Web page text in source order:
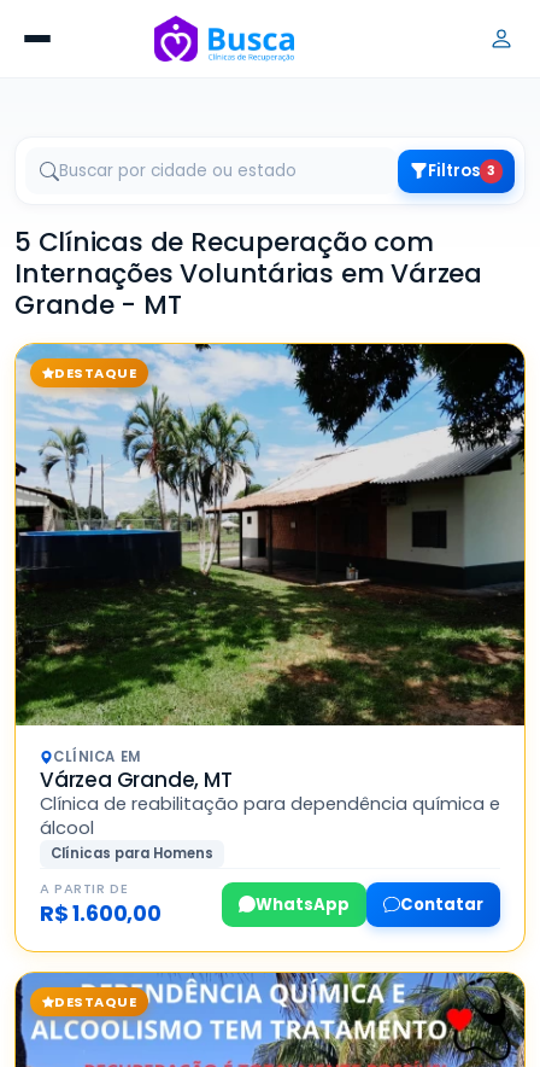
Filtros 3
5 Clínicas de Recuperação com
Internações Voluntárias em Várzea
Grande - MT
DESTAQUE
CLÍNICA EM
Várzea Grande, MT
Clínica de reabilitação para dependência química e
álcool
Clínicas para Homens
A PARTIR DE
R$ 1.600,00 WhatsApp Contatar
DESTAQUE